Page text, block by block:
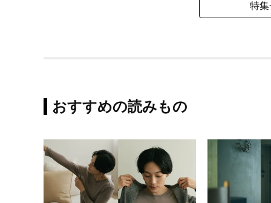
特
おすすめの読みもの